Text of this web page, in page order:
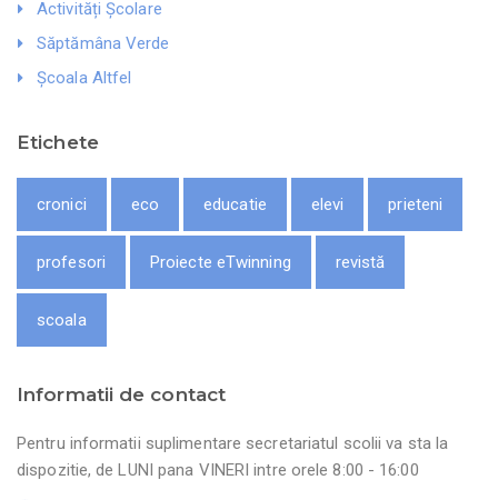
Activități Școlare
Săptămâna Verde
Școala Altfel
Etichete
cronici eco educatie elevi prieteni
profesori Proiecte eTwinning revistă
scoala
Informatii de contact
Pentru informatii suplimentare secretariatul scolii va sta la
dispozitie, de LUNI pana VINERI intre orele 8:00 - 16:00